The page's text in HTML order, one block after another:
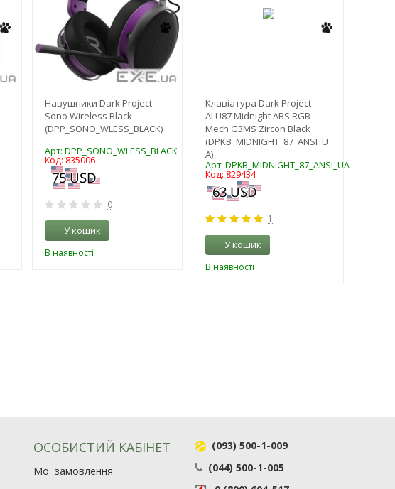
Навушники Dark Project
Sono Wireless Black
(DPP_SONO_WLESS_BLACK)
Арт: DPP_SONO_WLESS_BLACK
Код: 835006
0
У кошик
В наявності
Клавіатура Dark Project
ALU87 Midnight ABS RGB
Mech G3MS Zircon Black
(DPKB_MIDNIGHT_87_ANSI_U
A)
Арт: DPKB_MIDNIGHT_87_ANSI_UA
Код: 829434
1
У кошик
В наявності
ОСОБИСТИЙ КАБІНЕТ
Мої замовлення
(093) 500-1-009
(044) 500-1-005